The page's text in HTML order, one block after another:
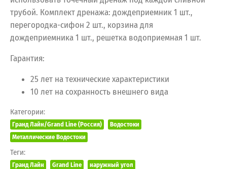
трубой. Комплект дренажа: дождеприемник 1 шт.,
перегородка-сифон 2 шт., корзина для
дождеприемника 1 шт., решетка водоприемная 1 шт.
Гарантия:
25 лет на технические характеристики
10 лет на сохранность внешнего вида
Категории:
Гранд Лайн/Grand Line (Россия)
Водостоки
Металлические Водостоки
Теги:
Гранд Лайн Grand Line наружный угол